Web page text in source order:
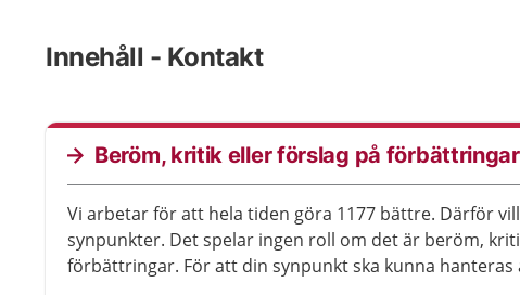
Innehåll - Kontakt
Beröm, kritik eller förslag på förbättringar
Vi arbetar för att hela tiden göra 1177 bättre. Därför
synpunkter. Det spelar ingen roll om det är beröm,
förbättringar. För att din synpunkt ska kunna